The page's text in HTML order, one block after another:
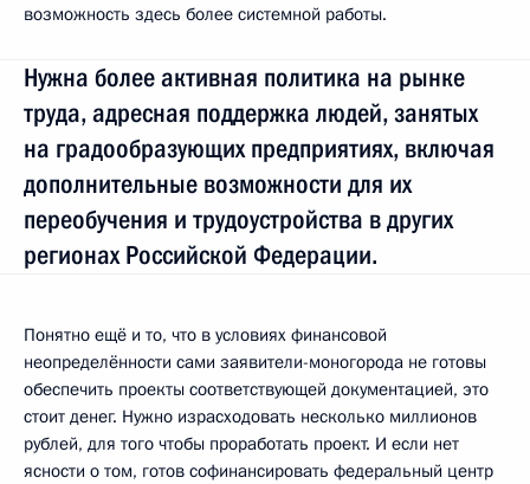
возможность здесь более системной работы.
Нужна более активная политика на рынке
труда, адресная поддержка людей, занятых
на градообразующих предприятиях, включая
дополнительные возможности для их
переобучения и трудоустройства в других
регионах Российской Федерации.
Понятно ещё и то, что в условиях финансовой
неопределённости сами заявители-моногорода не готовы
обеспечить проекты соответствующей документацией, это
стоит денег. Нужно израсходовать несколько миллионов
рублей, для того чтобы проработать проект. И если нет
ясности о том, готов софинансировать федеральный центр